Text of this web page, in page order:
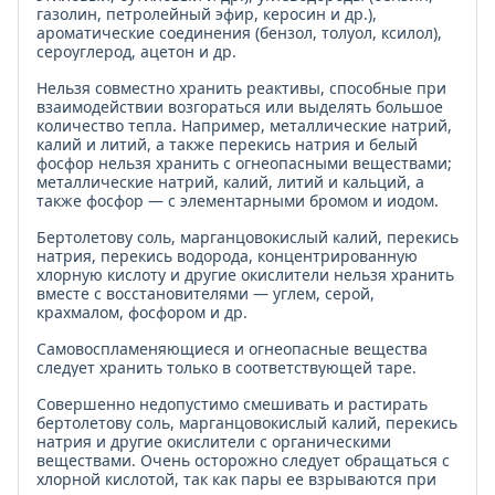
газолин, петролейный эфир, керосин и др.),
ароматические соединения (бензол, толуол, ксилол),
сероуглерод, ацетон и др.
Нельзя совместно хранить реактивы, способные при
взаимодействии возгораться или выделять большое
количество тепла. Например, металлические натрий,
калий и литий, а также перекись натрия и белый
фосфор нельзя хранить с огнеопасными веществами;
металлические натрий, калий, литий и кальций, а
также фосфор — с элементарными бромом и иодом.
Бертолетову соль, марганцовокислый калий, перекись
натрия, перекись водорода, концентрированную
хлорную кислоту и другие окислители нельзя хранить
вместе с восстановителями — углем, серой,
крахмалом, фосфором и др.
Самовоспламеняющиеся и огнеопасные вещества
следует хранить только в соответствующей таре.
Совершенно недопустимо смешивать и растирать
бертолетову соль, марганцовокислый калий, перекись
натрия и другие окислители с органическими
веществами. Очень осторожно следует обращаться с
хлорной кислотой, так как пары ее взрываются при